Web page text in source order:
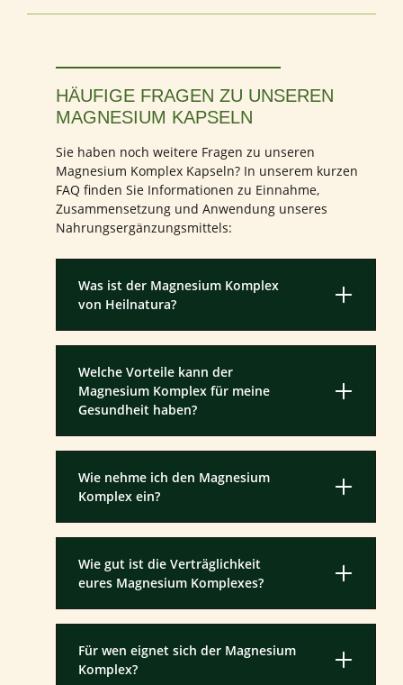
HÄUFIGE FRAGEN ZU UNSEREN
MAGNESIUM KAPSELN
Sie haben noch weitere Fragen zu unseren
Magnesium Komplex Kapseln? In unserem kurzen
FAQ finden Sie Informationen zu Einnahme,
Zusammensetzung und Anwendung unseres
Nahrungsergänzungsmittels:
Was ist der Magnesium Komplex
von Heilnatura?
Welche Vorteile kann der
Magnesium Komplex für meine
Gesundheit haben?
Wie nehme ich den Magnesium
Komplex ein?
Wie gut ist die Verträglichkeit
eures Magnesium Komplexes?
Für wen eignet sich der Magnesium
Komplex?